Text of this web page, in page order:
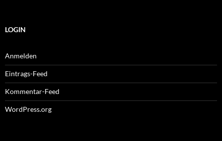
LOGIN
Anmelden
Eintrags-Feed
Kommentar-Feed
WordPress.org